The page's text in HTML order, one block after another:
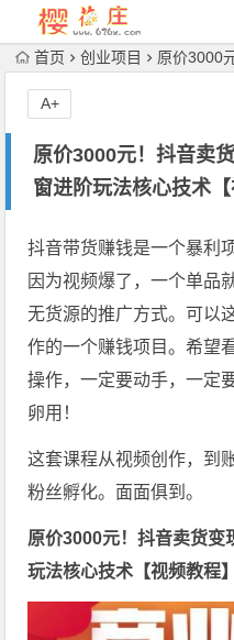
首页 创业项目 原价3000元！抖音
原价3000元！抖音卖
窗进阶玩法核心技术【
A+
抖音带货赚钱是一个暴利
因为视频爆了，一个单品
无货源的推广方式。可以
作的一个赚钱项目。希望
操作，一定要动手，一定
卵用！
这套课程从视频创作，到
粉丝孵化。面面俱到。
原价3000元！抖音卖货变
玩法核心技术【视频教程】